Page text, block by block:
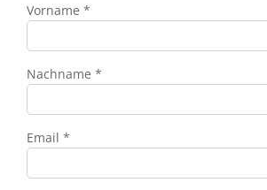
Vorname *
Nachname *
Email *